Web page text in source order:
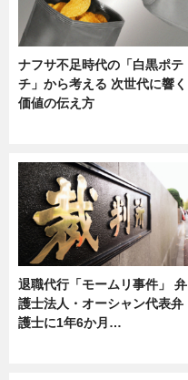
ナフサ不足時代の「白黒ポテ
チ」から考える 次世代に響く
価値の伝え方
退職代行「モームリ事件」 弁
護士法人・オーシャン代表弁
護士に1年6か月…